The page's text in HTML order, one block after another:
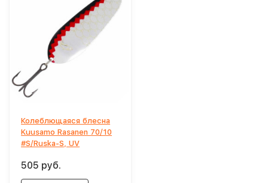
Колеблющаяся блесна
Kuusamo Rasanen 70/10
#S/Ruska-S, UV
505 руб.